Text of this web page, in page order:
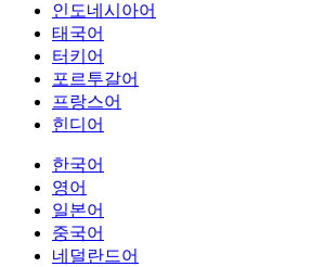
인도네시아어
태국어
터키어
포르투갈어
프랑스어
힌디어
한국어
영어
일본어
중국어
네덜란드어